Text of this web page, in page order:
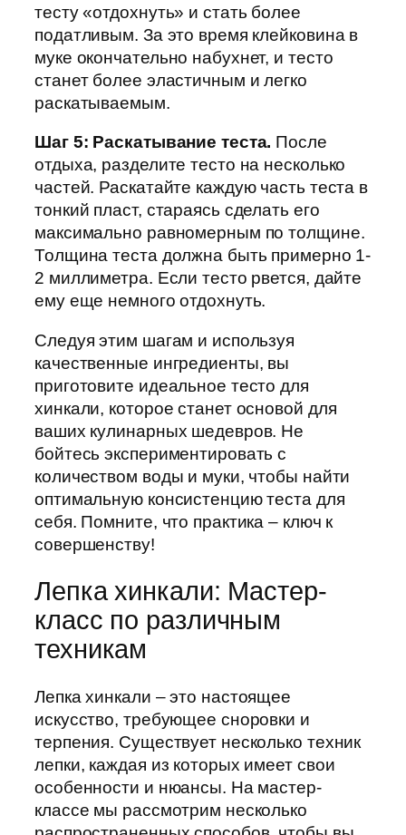
тесту «отдохнуть» и стать более
податливым. За это время клейковина в
муке окончательно набухнет, и тесто
станет более эластичным и легко
раскатываемым.
Шаг 5: Раскатывание теста. После
отдыха, разделите тесто на несколько
частей. Раскатайте каждую часть теста в
тонкий пласт, стараясь сделать его
максимально равномерным по толщине.
Толщина теста должна быть примерно 1-
2 миллиметра. Если тесто рвется, дайте
ему еще немного отдохнуть.
Следуя этим шагам и используя
качественные ингредиенты, вы
приготовите идеальное тесто для
хинкали, которое станет основой для
ваших кулинарных шедевров. Не
бойтесь экспериментировать с
количеством воды и муки, чтобы найти
оптимальную консистенцию теста для
себя. Помните, что практика – ключ к
совершенству!
Лепка хинкали: Мастер-
класс по различным
техникам
Лепка хинкали – это настоящее
искусство, требующее сноровки и
терпения. Существует несколько техник
лепки, каждая из которых имеет свои
особенности и нюансы. На мастер-
классе мы рассмотрим несколько